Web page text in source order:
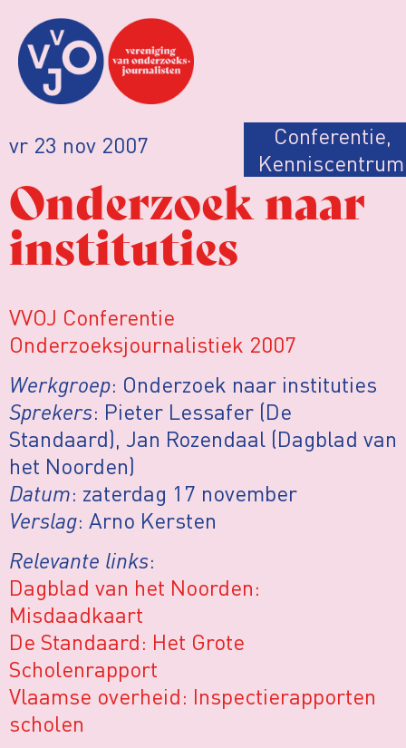
vr 23 nov 2007 Conferentie,
Kenniscentrum
Onderzoek naar
instituties
VVOJ Conferentie
Onderzoeksjournalistiek 2007
Werkgroep: Onderzoek naar instituties
Sprekers: Pieter Lessafer (De
Standaard), Jan Rozendaal (Dagblad van
het Noorden)
Datum: zaterdag 17 november
Verslag: Arno Kersten
Relevante links:
Dagblad van het Noorden:
Misdaadkaart
De Standaard: Het Grote
Scholenrapport
Vlaamse overheid: Inspectierapporten
scholen